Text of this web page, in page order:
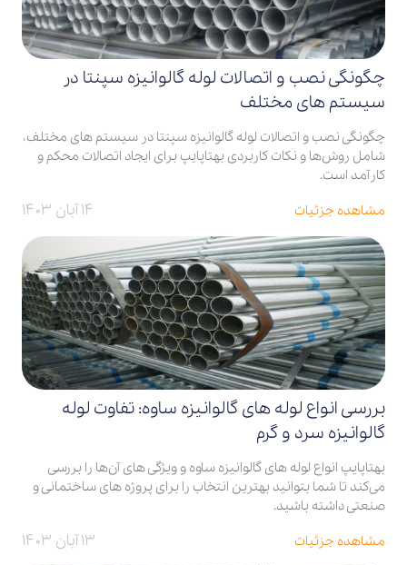
چگونگی نصب و اتصالات لوله گالوانیزه سپنتا در
سیستم‌ های مختلف
چگونگی نصب و اتصالات لوله گالوانیزه سپنتا در سیستم‌ های مختلف،
شامل روش‌ها و نکات کاربردی بهتاپایپ برای ایجاد اتصالات محکم و
کارآمد است.
مشاهده جزئیات
۱۴ آبان ۱۴۰۳
بررسی انواع لوله‌ های گالوانیزه ساوه: تفاوت لوله
گالوانیزه سرد و گرم
بهتاپایپ انواع لوله‌ های گالوانیزه ساوه و ویژگی‌ های آن‌ها را بررسی
می‌کند تا شما بتوانید بهترین انتخاب را برای پروژه‌ های ساختمانی و
صنعتی داشته باشید.
مشاهده جزئیات
۱۳ آبان ۱۴۰۳